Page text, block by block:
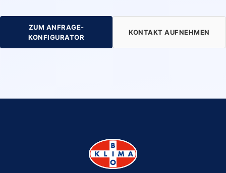
ZUM ANFRAGE-
KONFIGURATOR
KONTAKT AUFNEHMEN